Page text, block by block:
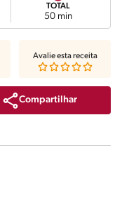
TOTAL
50 min
Compartilhar
Avalie esta receita